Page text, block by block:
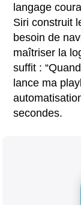
langage
Siri construit
besoin de
maîtriser la
suffit :
lance ma
secondes.